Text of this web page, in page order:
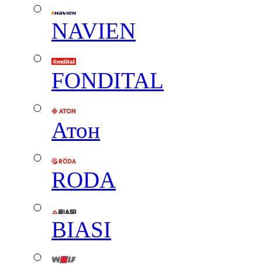
NAVIEN
FONDITAL
Атон
RODA
BIASI